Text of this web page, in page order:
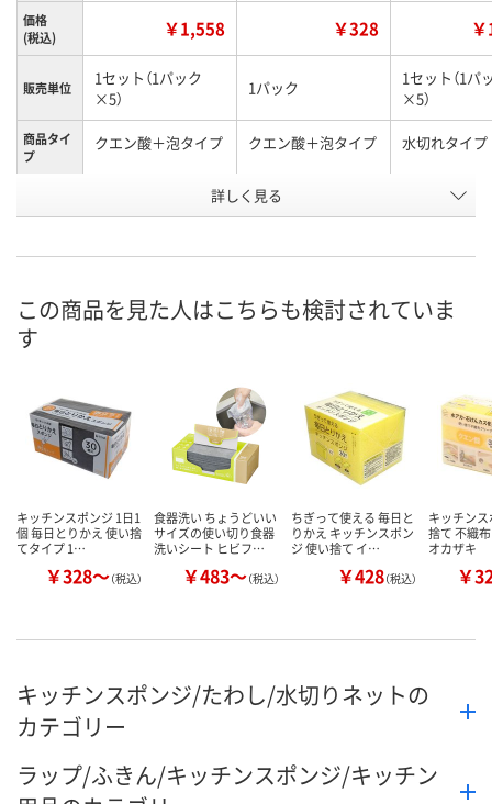
価格
(税込)
￥1,558 ￥328
販売単位
1セット（1パック
×5）
1パック
1セット（1パ
×5）
商品タイ
プ
クエン酸＋泡タイプ クエン酸＋泡タイプ 水切れタイプ
RX40000 RX40018
8月9日（日）
カゴへ カ
詳しく見る
この商品を見た人はこちらも検討されていま
す
キッチンスポンジ 1日1
個 毎日とりかえ 使い捨
てタイプ 1…
￥328～（税込）
食器洗い ちょうどいい
サイズの使い切り食器
洗いシート ヒビフ…
￥483～（税込）
ちぎって使える 毎日と
りかえ キッチンスポン
ジ 使い捨て イ…
￥428（税込）
キッチン
捨て 不織
オカザキ
￥
キッチンスポンジ/たわし/水切りネットの
カテゴリー
ラップ/ふきん/キッチンスポンジ/キッチン